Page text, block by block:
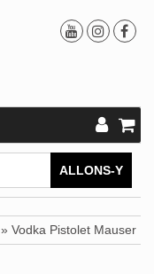
ALLONS-Y
» Vodka Pistolet Mauser